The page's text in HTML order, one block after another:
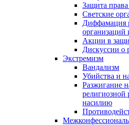
Защита
Светские
Диффамация
Акции в
Дискуссии о
Экстремизм
Вандализм
Убийства и
Разжигание
насилию